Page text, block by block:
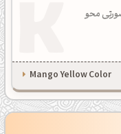
محو
Mango Yellow Color